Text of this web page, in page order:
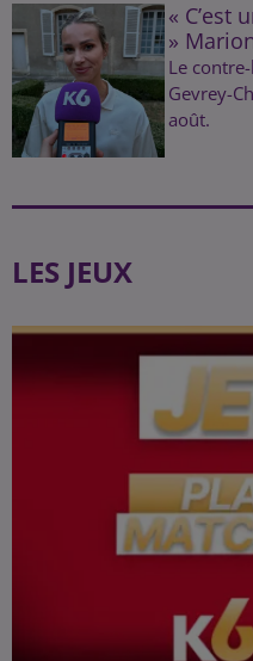
« C’est
»
Le
Gevrey-
août.
LES JEUX